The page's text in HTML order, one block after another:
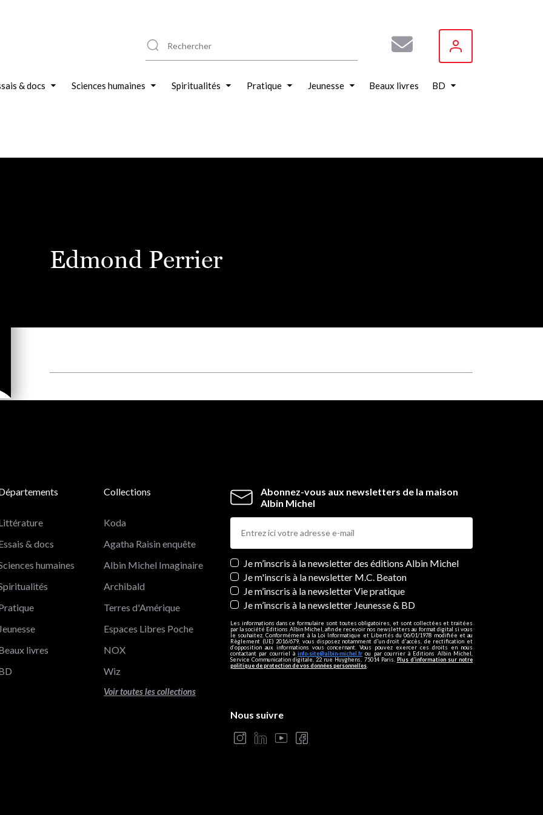
& docs Sciences humaines Spiritualités Pratique Jeunesse Beaux livres BD
Edmond Perrier
Abonnez-vous aux newsletters de la maison
Albin Michel
Newsletters
Je m’inscris à la newsletter des éditions Albin Michel
Je m'inscris à la newsletter M.C. Beaton
Je m’inscris à la newsletter Vie pratique
Je m’inscris à la newsletter Jeunesse & BD
Les informations dans ce formulaire sont toutes obligatoires, et sont collectées et traitées
par la société Editions Albin Michel, afin de recevoir nos newsletters au format digital si vous
le souhaitez. Conformément à la Loi Informatique et Libertés du 06/01/1978 modifiée et au
Règlement (UE) 2016/679, vous disposez notamment d'un droit d'accès, de rectification et
d’opposition aux informations vous concernant. Vous pouvez exercer ces droits en nous
contactant par courriel àinfo-site@albin-michel.fr ou par courrier à Editions Albin Michel,
Service Communication digitale, 22 rue Huyghens, 75014 Paris. Plus d’information sur notre
politique de protection de vos données personnelles
& docs
humaines
Jeunesse
livres
Collections
Koda
Agatha Raisin enquête
Albin Michel Imaginaire
Archibald
Terres d'Amérique
Espaces Libres Poche
NOX
Wiz
Voir toutes les collections
Nous suivre